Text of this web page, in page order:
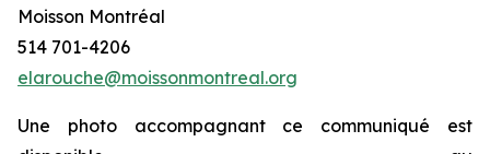
Moisson Montréal
514 701-4206
elarouche@moissonmontreal.org
Une photo accompagnant ce communiqué est